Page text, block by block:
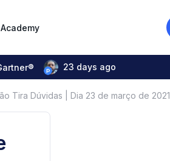
Academy
23 days ago
Tira Dúvidas | Dia 23 de março de 2021